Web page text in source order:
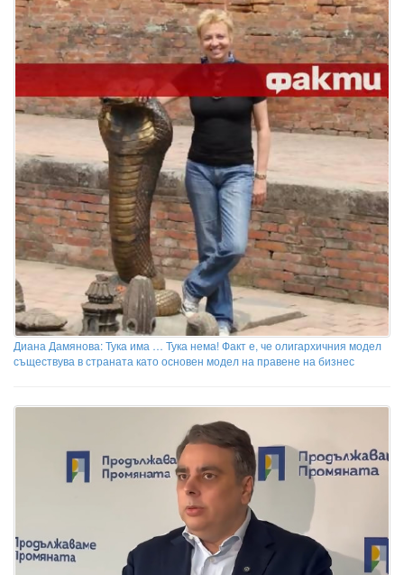
Диана Дамянова: Тука има … Тука нема! Факт е, че олигархичния модел
съществува в страната като основен модел на правене на бизнес